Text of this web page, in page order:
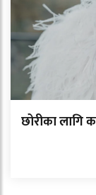
छोरीका लागि